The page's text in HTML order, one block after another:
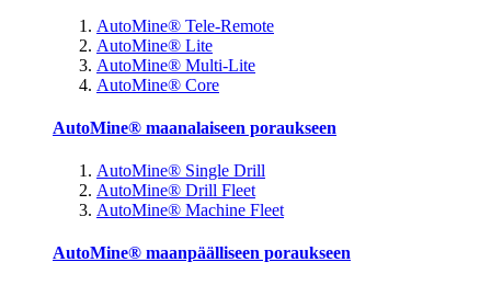
AutoMine® Tele-Remote
AutoMine® Lite
AutoMine® Multi-Lite
AutoMine® Core
AutoMine® maanalaiseen poraukseen
AutoMine® Single Drill
AutoMine® Drill Fleet
AutoMine® Machine Fleet
AutoMine® maanpäälliseen poraukseen